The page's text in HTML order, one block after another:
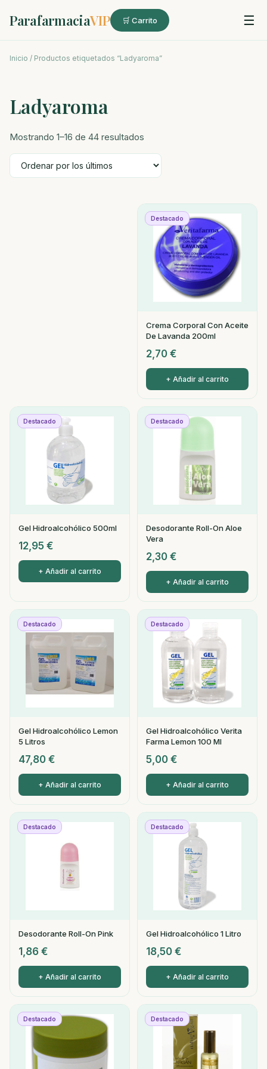
ParafarmaciaVIP 🛒 Carrito ☰
Inicio / Productos etiquetados “Ladyaroma”
Ladyaroma
Mostrando 1–16 de 44 resultados
por
los
últimos
Destacado
Crema Corporal Con Aceite
De Lavanda 200ml
2,70 €
+ Añadir al carrito
Destacado
Gel Hidroalcohólico 500ml
12,95 €
+ Añadir al carrito
Destacado
Desodorante Roll-On Aloe
Vera
2,30 €
+ Añadir al carrito
Destacado
Gel Hidroalcohólico Lemon
5 Litros
47,80 €
+ Añadir al carrito
Destacado
Gel Hidroalcohólico Verita
Farma Lemon 100 Ml
5,00 €
+ Añadir al carrito
Destacado
Desodorante Roll-On Pink
1,86 €
+ Añadir al carrito
Destacado
Gel Hidroalcohólico 1 Litro
18,50 €
+ Añadir al carrito
Destacado Destacado